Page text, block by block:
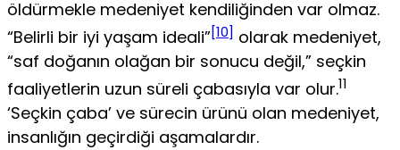
öldürmekle medeniyet kendiliğinden var olmaz.
“Belirli bir iyi yaşam idea­li”[10] olarak medeniyet,
“saf doğanın olağan bir sonucu değil,” seçkin
faaliyetlerin uzun süreli çabasıyla var olur.11
‘Seçkin çaba’ ve sürecin ürünü olan medeniyet,
insanlığın geçirdiği aşamalardır.